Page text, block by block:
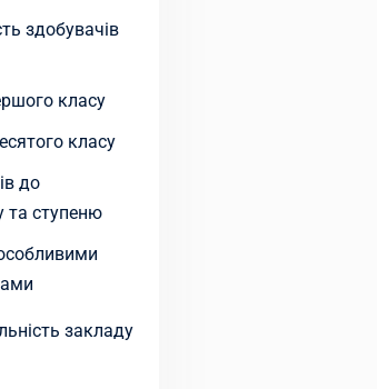
здобувачів
класу
класу
до
та ступеню
закладу